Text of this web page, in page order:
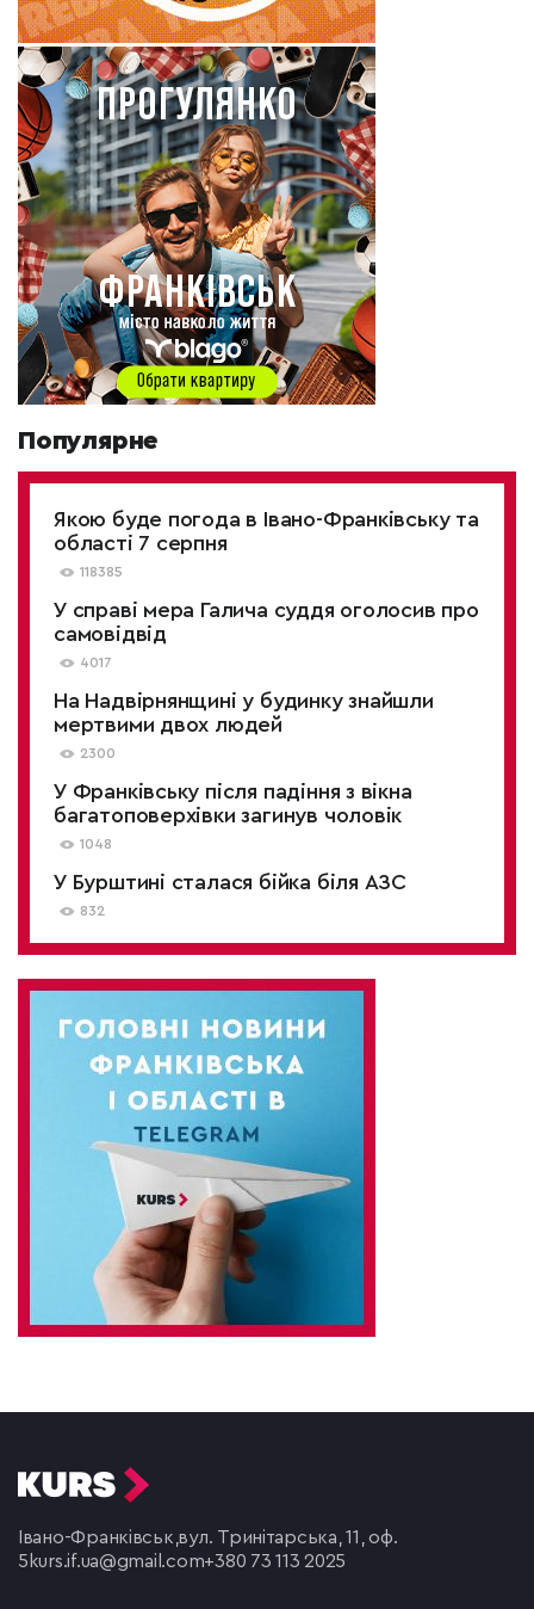
Популярне
Якою буде погода в Івано-Франківську та
області 7 серпня
118385
У справі мера Галича суддя оголосив про
самовідвід
4017
На Надвірнянщині у будинку знайшли
мертвими двох людей
2300
У Франківську після падіння з вікна
багатоповерхівки загинув чоловік
1048
У Бурштині сталася бійка біля АЗС
832
Івано-Франківськ, вул. Тринітарська, 11, оф.
5 kurs.if.ua@gmail.com+380 73 113 2025